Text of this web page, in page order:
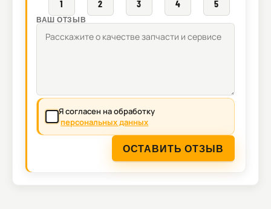
1 2 3 4 5
ВАШ ОТЗЫВ
Я согласен на обработку
персональных данных
ОСТАВИТЬ ОТЗЫВ